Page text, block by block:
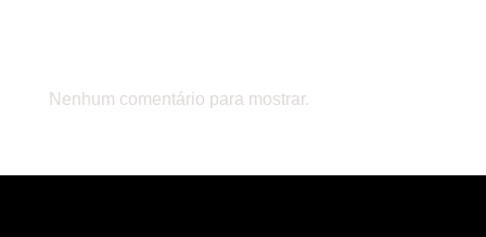
Nenhum comentário para mostrar.